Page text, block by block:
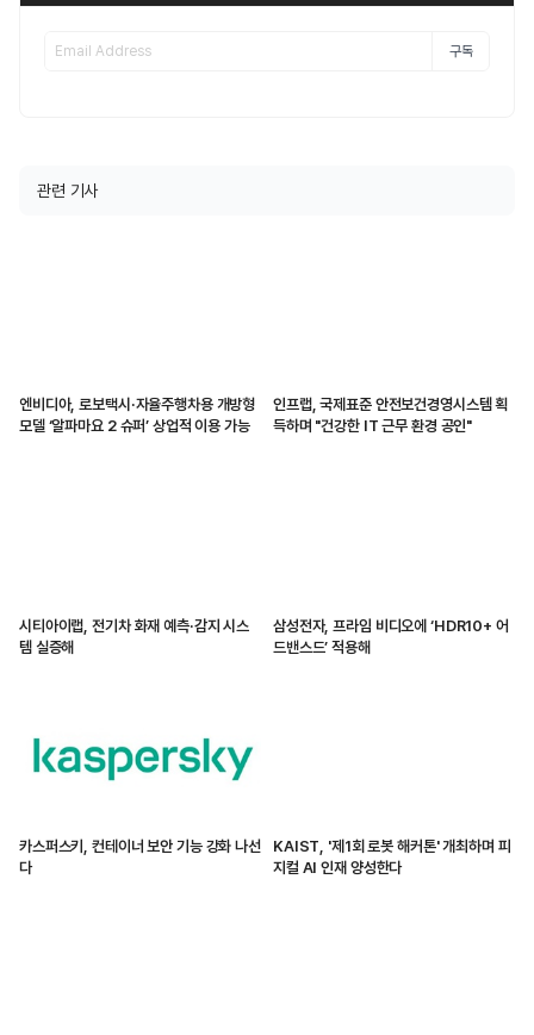
구독
관련 기사
엔비디아, 로보택시·자율주행차용 개방형
모델 ‘알파마요 2 슈퍼’ 상업적 이용 가능
인프랩, 국제표준 안전보건경영시스템 획
득하며 "건강한 IT 근무 환경 공인"
시티아이랩, 전기차 화재 예측·감지 시스
템 실증해
삼성전자, 프라임 비디오에 ‘HDR10+ 어
드밴스드’ 적용해
카스퍼스키, 컨테이너 보안 기능 강화 나선
다
KAIST, '제1회 로봇 해커톤' 개최하며 피
지컬 AI 인재 양성한다